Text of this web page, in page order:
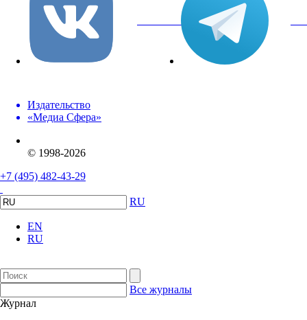
вКонтакте
Издательство
«Медиа Сфера»
© 1998-2026
+7 (495) 482-43-29
RU
EN
RU
Все журналы
Журнал